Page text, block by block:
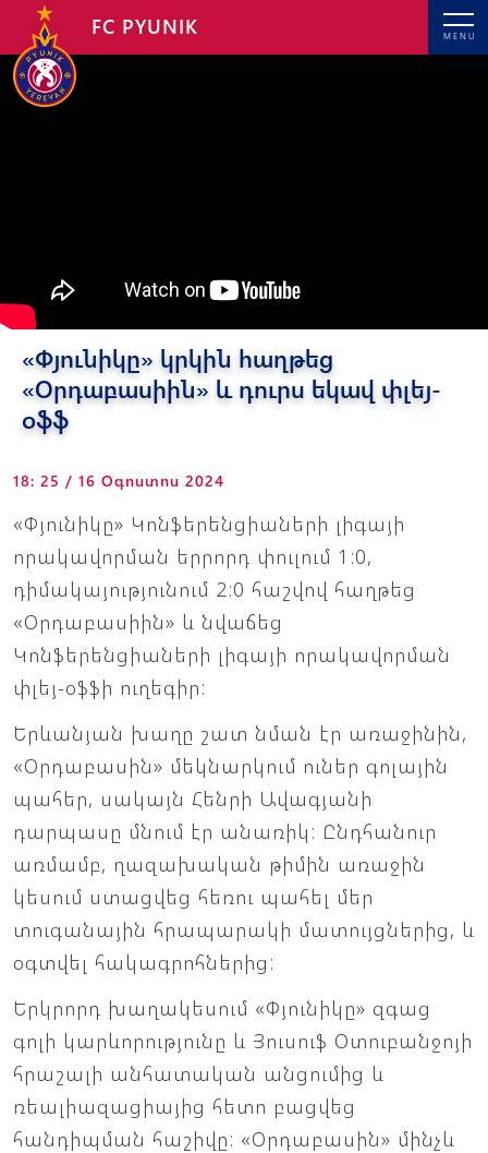
MENU
FC PYUNIK
«Փյունիկը» կրկին հաղթեց
«Օրդաբասիին» և դուրս եկավ փլեյ-
օֆֆ
18: 25 / 16 Օգոստոս 2024
«Փյունիկը» Կոնֆերենցիաների լիգայի
որակավորման երրորդ փուլում 1:0,
դիմակայությունում 2:0 հաշվով հաղթեց
«Օրդաբասիին» և նվաճեց
Կոնֆերենցիաների լիգայի որակավորման
փլեյ-օֆֆի ուղեգիր:
Երևանյան խաղը շատ նման էր առաջինին,
«Օրդաբասին» մեկնարկում ուներ գոլային
պահեր, սակայն Հենրի Ավագյանի
դարպասը մնում էր անառիկ: Ընդհանուր
առմամբ, ղազախական թիմին առաջին
կեսում ստացվեց հեռու պահել մեր
տուգանային հրապարակի մատույցներից, և
օգտվել հակագրոհներից:
Երկրորդ խաղակեսում «Փյունիկը» զգաց
գոլի կարևորությունը և Յուսուֆ Օտուբանջոյի
հրաշալի անհատական անցումից և
ռեալիազացիայից հետո բացվեց
հանդիպման հաշիվը: «Օրդաբասին» մինչև